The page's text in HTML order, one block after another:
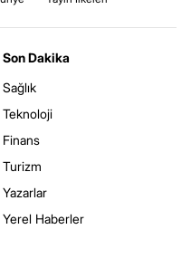
Son Dakika
Sağlık
Teknoloji
Finans
Turizm
Yazarlar
Yerel Haberler